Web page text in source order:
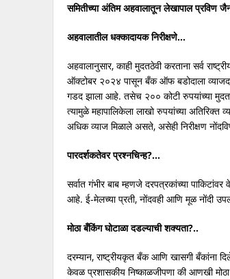
समितीच्या अंतिम अहवालातून लेखापाल
अहवालातील धक्कादायक निरीक्षणे…
अहवालानुसार, काही मुदतठेवी करताना सर्व
ऑक्टोबर २०२४ पासून बँक ऑफ बडोदाला
गडद झाला आहे. तसेच २०० कोटी रुपयांच्या
त्यामुळे महापालिकेला लाखो रुपयांच्या
अधिक व्याज मिळाले असते, असेही निरीक्षण
पारदर्शकतेवर प्रश्नचिन्ह?…
सर्वात गंभीर बाब म्हणजे दरपत्रकांच्या
आहे. ई-मेलच्या प्रती, नोंदवही आणि मूळ नोंदी
मोठा बँकिंगघोटाळा दडल्याची शक्यता?..
दरम्यान, राष्ट्रीयकृत बँक आणि खासगी
केवळ प्रशासकीय निष्काळजीपणा की आणखी